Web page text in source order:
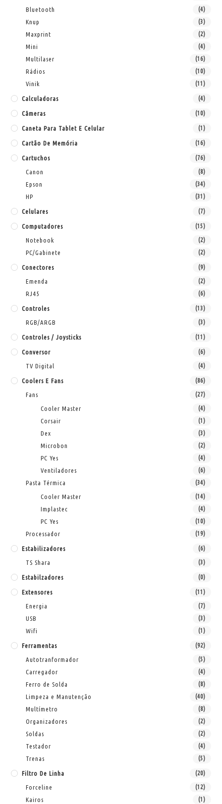
Bluetooth (4)
Knup (3)
Maxprint (2)
Mini (4)
Multilaser (16)
Rádios (10)
Vinik (11)
Calculadoras (4)
Câmeras (10)
Caneta Para Tablet E Celular (1)
Cartão De Memória (16)
Cartuchos (76)
Canon (8)
Epson (34)
HP (31)
Celulares (7)
Computadores (15)
Notebook (2)
PC/Gabinete (2)
Conectores (9)
Emenda (2)
RJ45 (6)
Controles (13)
RGB/ARGB (3)
Controles / Joysticks (11)
Conversor (6)
TV Digital (4)
Coolers E Fans (86)
Fans (27)
Cooler Master (4)
Corsair (1)
Dex (3)
Microbon (2)
PC Yes (4)
Ventiladores (6)
Pasta Térmica (34)
Cooler Master (14)
Implastec (4)
PC Yes (10)
Processador (19)
Estabilizadores (6)
TS Shara (3)
Estabilzadores (0)
Extensores (11)
Energia (7)
USB (3)
Wifi (1)
Ferramentas (92)
Autotranformador (5)
Carregador (4)
Ferro de Solda (8)
Limpeza e Manutenção (40)
Multímetro (8)
Organizadores (2)
Soldas (2)
Testador (4)
Trenas (5)
Filtro De Linha (20)
Forceline (12)
Kairos (1)